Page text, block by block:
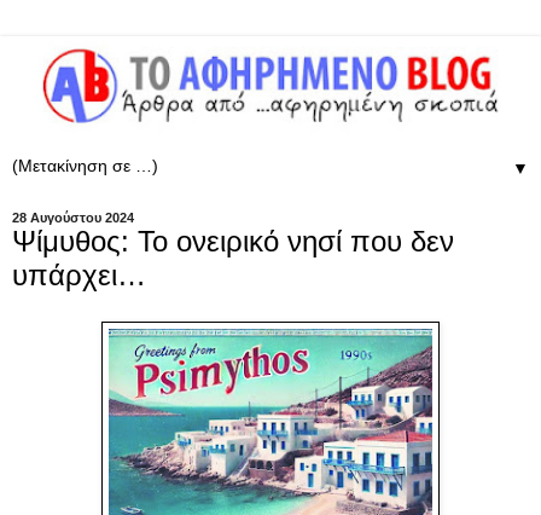
▼
28 Αυγούστου 2024
Ψίμυθος: Το ονειρικό νησί που δεν
υπάρχει…